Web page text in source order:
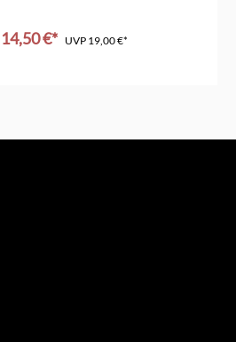
14,50 €* UVP 19,00 €*